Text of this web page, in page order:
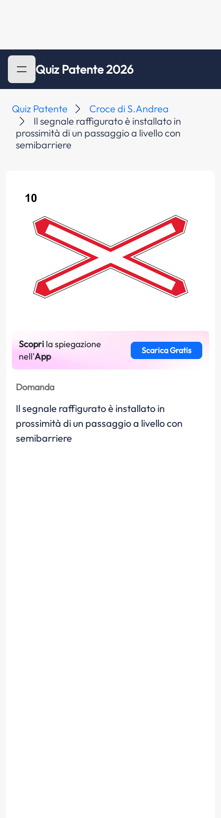
Quiz Patente 2026
Quiz Patente
Croce di S.Andrea
Il segnale raffigurato è installato in
prossimità di un passaggio a livello con
semibarriere
Scopri la spiegazione
nell'App
Scarica Gratis
Domanda
Il segnale raffigurato è installato in
prossimità di un passaggio a livello con
semibarriere